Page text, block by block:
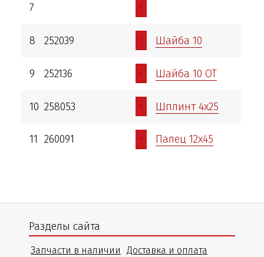
7 +
8 252039 + Шайба 10
9 252136 + Шайба 10 ОТ
10 258053 + Шплинт 4х25
11 260091 + Палец 12х45
Разделы сайта
Запчасти в наличии
Доставка и оплата